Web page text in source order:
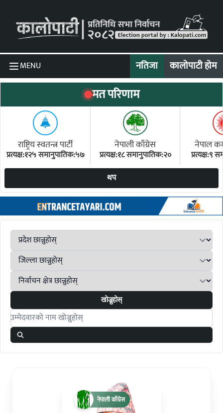
MENU नतिजा कालोपाटी होम
मत परिणाम
राष्ट्रिय स्वतन्त्र पार्टी
प्रत्यक्ष:१२५ समानुपातिक:५७
नेपाली काँग्रेस
प्रत्यक्ष:१८ समानुपातिक:२०
नेपाल
प्रत्यक्ष:९
थप
खोज्नुहोस्
Search candidates
नेपाली काँग्रेस